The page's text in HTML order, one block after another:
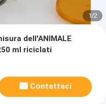
1/2
dell'ANIMALE
ml riciclati
Contattaci